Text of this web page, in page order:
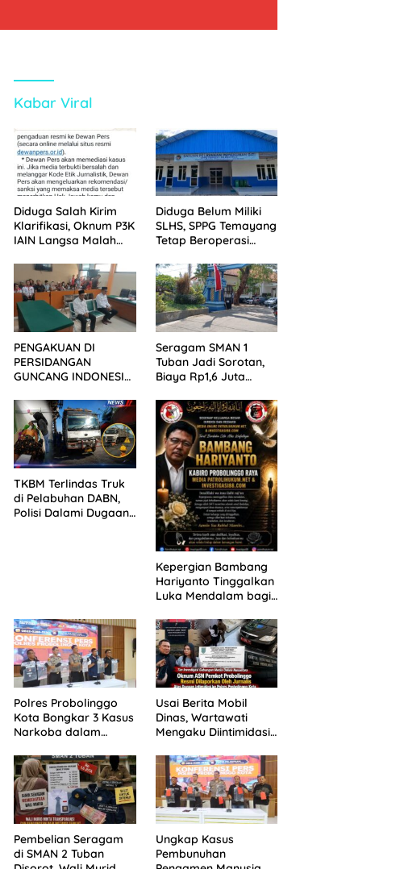
Kabar Viral
Diduga Salah Kirim
Klarifikasi, Oknum P3K
IAIN Langsa Malah
Dewan Pers
Diduga Belum Miliki
SLHS, SPPG Temayang
Tetap Beroperasi
PENGAKUAN DI
PERSIDANGAN
GUNCANG INDONESIA!
DITUNDA, KELUARGA
KORBAN MENGAMUK
DI PN MALANG
Seragam SMAN 1
Tuban Jadi Sorotan,
Biaya Rp1,6 Juta
SPMB 2026
TKBM Terlindas Truk
di Pelabuhan DABN,
Polisi Dalami Dugaan
Kepergian Bambang
Hariyanto Tinggalkan
Luka Mendalam bagi
Patrolihukum.net
Polres Probolinggo
Kota Bongkar 3 Kasus
Narkoba dalam
Sabu Disita
Usai Berita Mobil
Dinas, Wartawati
Mengaku Diintimidasi
Pemkot Probolinggo
dan Tempuh Jalur
Hukum
Pembelian Seragam
di SMAN 2 Tuban
Ungkap Kasus
Pembunuhan